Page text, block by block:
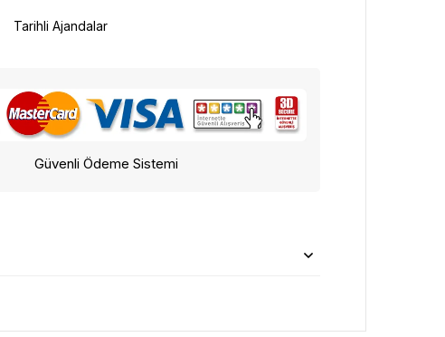
Tarihli Ajandalar
Güvenli Ödeme Sistemi